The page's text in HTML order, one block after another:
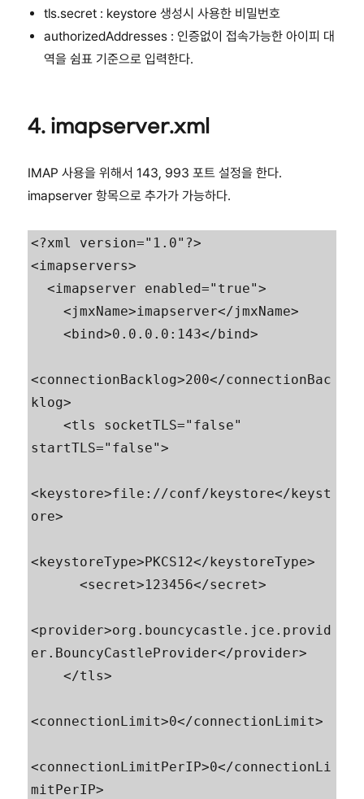
tls.secret : keystore 생성시 사용한 비밀번호
authorizedAddresses : 인증없이 접속가능한 아이피 대
역을 쉼표 기준으로 입력한다.
4. imapserver.xml
IMAP 사용을 위해서 143, 993 포트 설정을 한다.
imapserver 항목으로 추가가 가능하다.
<?xml version="1.0"?>
<imapservers>
  <imapserver enabled="true">
    <jmxName>imapserver</jmxName>
    <bind>0.0.0.0:143</bind>
<connectionBacklog>200</connectionBac
klog>
    <tls socketTLS="false"
startTLS="false">
<keystore>file://conf/keystore</keyst
ore>
<keystoreType>PKCS12</keystoreType>
      <secret>123456</secret>
<provider>org.bouncycastle.jce.provid
er.BouncyCastleProvider</provider>
    </tls>
<connectionLimit>0</connectionLimit>
<connectionLimitPerIP>0</connectionLi
mitPerIP>